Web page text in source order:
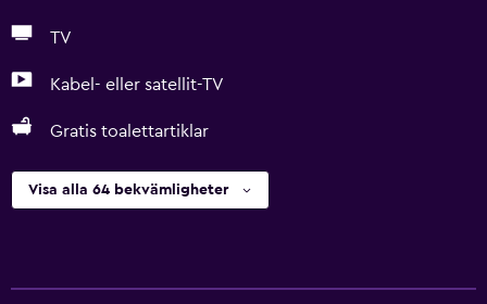
TV
Kabel- eller satellit-TV
Gratis toalettartiklar
Visa alla 64 bekvämligheter